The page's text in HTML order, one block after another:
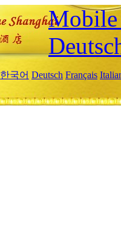
Mobile
한국어 Deutsch Français